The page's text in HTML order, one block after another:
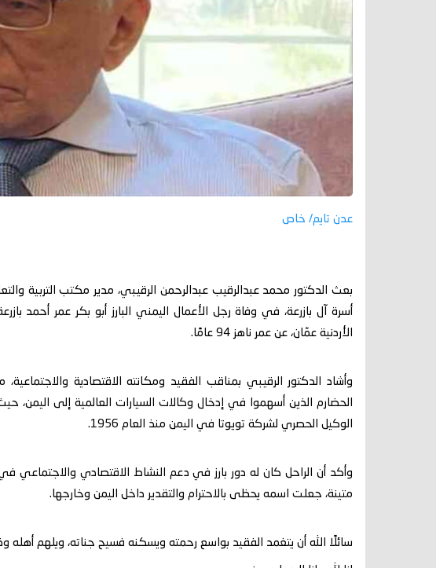
عدن تايم/ خاص
بعث الدكتور محمد عبدالرقيب عبدالرحمن الرقيبي، مدير مكتب التربية
أسرة آل بازرعة، في وفاة رجل الأعمال اليمني البارز أبو بكر عمر أحمد
الأردنية عمّان، عن عمر ناهز 94 عامًا.
وأشاد الدكتور الرقيبي بمناقب الفقيد ومكانته الاقتصادية
الحضارم الذين أسهموا في إدخال وكالات السيارات العالمية إلى اليمن،
الوكيل الحصري لشركة تويوتا في اليمن منذ العام 1956.
وأكد أن الراحل كان له دور بارز في دعم النشاط الاقتصادي
متينة، جعلت اسمه يحظى بالاحترام والتقدير داخل اليمن وخارجها.
سائلًا الله أن يتغمد الفقيد بواسع رحمته ويسكنه فسيح جناته، ويلهم أهله